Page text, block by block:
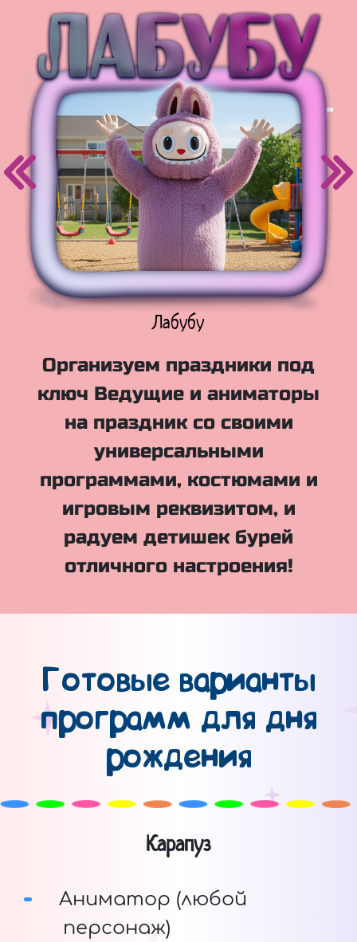
Куклы Лол
Организуем праздники под
ключ Ведущие и аниматоры
на праздник со своими
универсальными
программами, костюмами и
игровым реквизитом, и
радуем детишек бурей
отличного настроения!
Готовые варианты
программ для дня
рождения
Карапуз
Аниматор (любой
персонаж)